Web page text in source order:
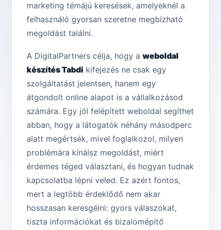
marketing témájú keresések, amelyeknél a
felhasználó gyorsan szeretne megbízható
megoldást találni.
A DigitalPartners célja, hogy a weboldal
készítés Tabdi kifejezés ne csak egy
szolgáltatást jelentsen, hanem egy
átgondolt online alapot is a vállalkozásod
számára. Egy jól felépített weboldal segíthet
abban, hogy a látogatók néhány másodperc
alatt megértsék, mivel foglalkozol, milyen
problémára kínálsz megoldást, miért
érdemes téged választani, és hogyan tudnak
kapcsolatba lépni veled. Ez azért fontos,
mert a legtöbb érdeklődő nem akar
hosszasan keresgélni: gyors válaszokat,
tiszta információkat és bizalomépítő